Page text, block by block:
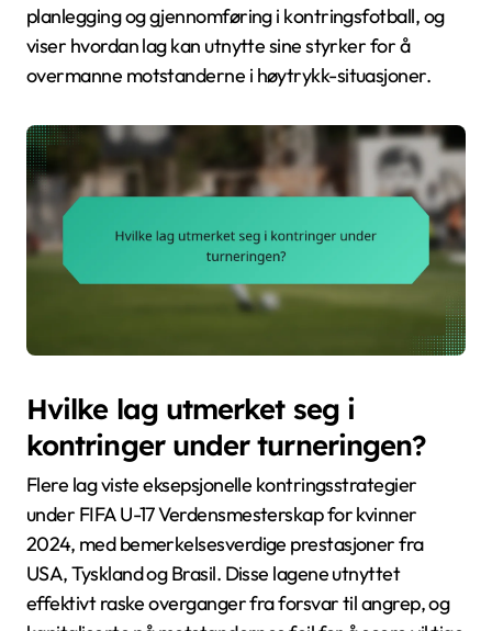
planlegging og gjennomføring i kontringsfotball, og
viser hvordan lag kan utnytte sine styrker for å
overmanne motstanderne i høytrykk-situasjoner.
Hvilke lag utmerket seg i
kontringer under turneringen?
Flere lag viste eksepsjonelle kontringsstrategier
under FIFA U-17 Verdensmesterskap for kvinner
2024, med bemerkelsesverdige prestasjoner fra
USA, Tyskland og Brasil. Disse lagene utnyttet
effektivt raske overganger fra forsvar til angrep, og